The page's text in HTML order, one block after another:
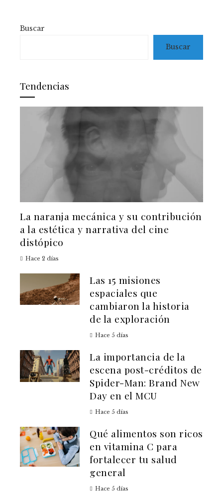
Buscar
Buscar
Tendencias
La naranja mecánica y su contribución
a la estética y narrativa del cine
distópico
Hace 2 días
Las 15 misiones
espaciales que
cambiaron la historia
de la exploración
Hace 5 días
La importancia de la
escena post-créditos de
Spider-Man: Brand New
Day en el MCU
Hace 5 días
Qué alimentos son ricos
en vitamina C para
fortalecer tu salud
general
Hace 5 días